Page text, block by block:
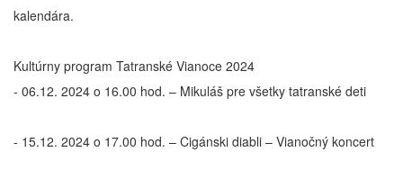
kalendára.
Kultúrny program Tatranské Vianoce 2024
- 06.12. 2024 o 16.00 hod. – Mikuláš pre všetky tatranské deti
- 15.12. 2024 o 17.00 hod. – Cigánski diabli – Vianočný koncert